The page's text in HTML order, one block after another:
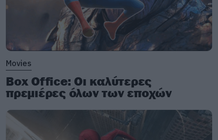
Movies
Box Office: Οι καλύτερες
πρεμιέρες όλων των εποχών